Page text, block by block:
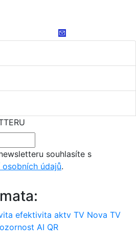
souhlasíte s
údajů.
efektivita aktv TV Nova TV
AI QR